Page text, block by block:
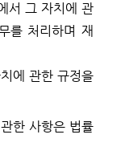
서 그 자치에 관
를 처리하며 재
에 관한 규정을
한 사항은 법률